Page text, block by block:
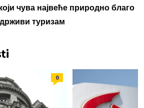
чува највеће природно благо
туризам
0